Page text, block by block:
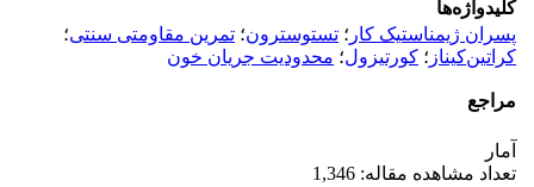
کلیدواژه‌ها
پسران ژیمناستیک کار ؛ تستوسترون؛ تمرین مقاومتی سنتی؛
کراتین‌کیناز ؛ کورتیزول؛ محدودیت جریان خون
مراجع
آمار
تعداد مشاهده مقاله: 1,346